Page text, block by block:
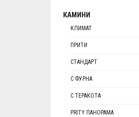
КАМИНИ
КЛИМАТ
ПРИТИ
СТАНДАРТ
С ФУРНА
С ТЕРАКОТА
PRITY ПАНОРАМА